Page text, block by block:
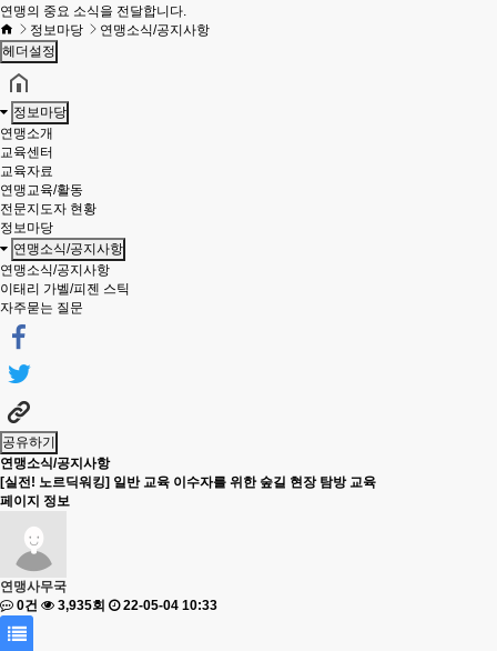
연맹의 중요 소식을 전달합니다.
정보마당
연맹소식/공지사항
헤더설정
정보마당
연맹소개
교육센터
교육자료
연맹교육/활동
전문지도자 현황
정보마당
연맹소식/공지사항
연맹소식/공지사항
이태리 가벨/피젠 스틱
자주묻는 질문
공유하기
연맹소식/공지사항
[실전! 노르딕워킹] 일반 교육 이수자를 위한 숲길 현장 탐방 교육
페이지 정보
연맹사무국
0건
3,935회 22-05-04 10:33